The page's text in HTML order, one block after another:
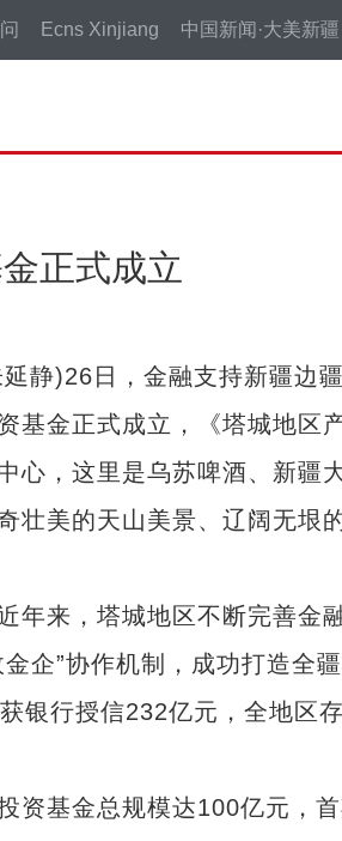
Ecns Xinjiang 中国新闻·大美新疆
正式成立
)26日，金融支持新疆边疆
基金正式成立，《塔城地区
，这里是乌苏啤酒、新疆
壮美的天山美景、辽阔无垠
来，塔城地区不断完善金
企”协作机制，成功打造全
银行授信232亿元，全地区
基金总规模达100亿元，首